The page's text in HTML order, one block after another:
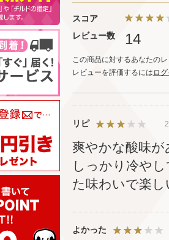
スコア
レビュー数
14
この商品に対するあなたの
レビューを評価するには ロ
リピ
爽やかな酸味
しっかり冷や
た味わいで楽し
よかった